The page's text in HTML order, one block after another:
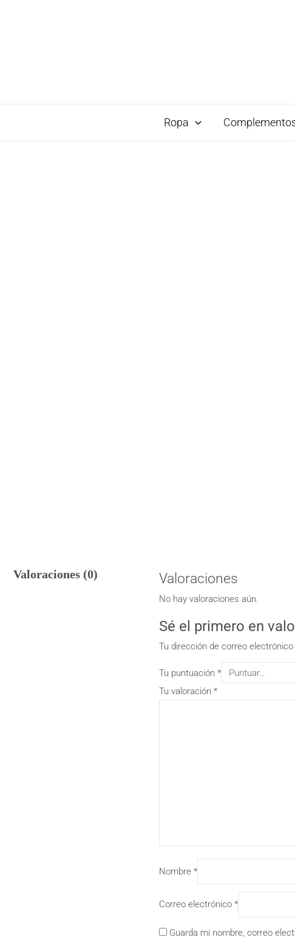
Ropa
Valoraciones (0) Valoraciones
No hay valoraciones aún.
Sé el primero en
Tu dirección de correo
Tu puntuación *
Tu valoración *
Nombre *
Correo electrónico *
Guarda mi nombre, correo